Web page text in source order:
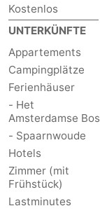
Kostenlos
UNTERKÜNFTE
Appartements
Campingplätze
Ferienhäuser
- Het
Amsterdamse Bos
- Spaarnwoude
Hotels
Zimmer (mit
Frühstück)
Lastminutes